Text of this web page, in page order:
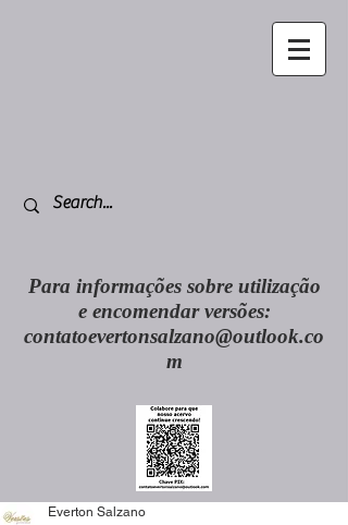
Para informações sobre utilização
e encomendar versões:
contatoevertonsalzano@outlook.co
m
Everton Salzano